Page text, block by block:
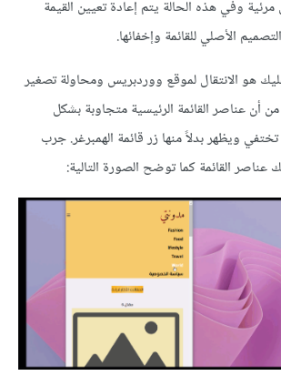
مرئية وفي هذه الحالة يتم إعادة تعيين القيمة
الأصلي للقائمة وإخفائها.
هو الانتقال لموقع ووردبريس ومحاولة تصغير
أن عناصر القائمة الرئيسية متجاوبة بشكل
ويظهر بدلاً منها زر قائمة الهمبرغر. جرب
عناصر القائمة كما توضح الصورة التالية: